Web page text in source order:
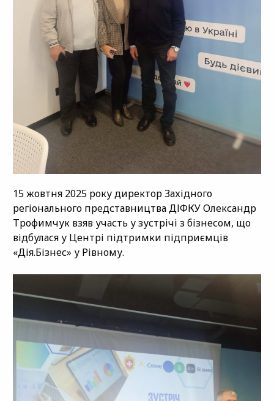
15 жовтня 2025 року директор Західного
регіонального представництва ДІФКУ Олександр
Трофимчук взяв участь у зустрічі з бізнесом, що
відбулася у Центрі підтримки підприємців
«Дія.Бізнес» у Рівному.